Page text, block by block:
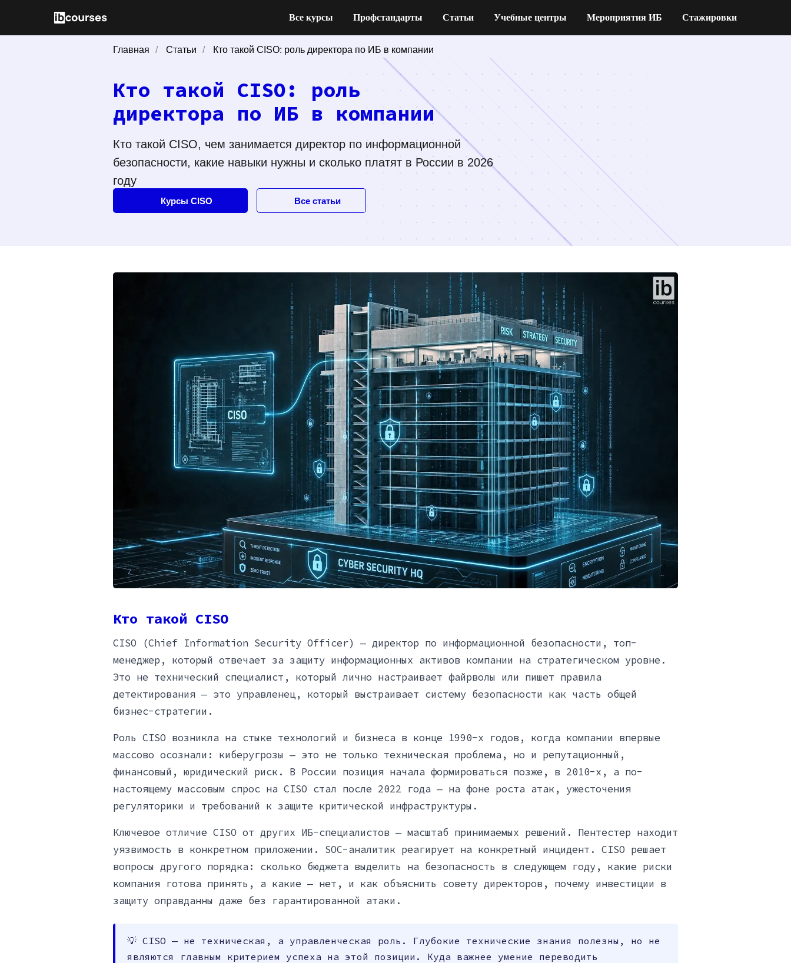
Все курсы Профстандарты Статьи Учебные центры Мероприятия ИБ Стажировки
Главная / Статьи / Кто такой CISO: роль директора по ИБ в компании
Кто такой CISO: роль
директора по ИБ в компании
Все статьи
Курсы CISO
Кто такой CISO, чем занимается директор по информационной
безопасности, какие навыки нужны и сколько платят в России в 2026
году
Кто такой CISO
CISO (Chief Information Security Officer) — директор по информационной безопасности, топ-
менеджер, который отвечает за защиту информационных активов компании на стратегическом уровне.
Это не технический специалист, который лично настраивает файрволы или пишет правила
детектирования — это управленец, который выстраивает систему безопасности как часть общей
бизнес-стратегии.
Роль CISO возникла на стыке технологий и бизнеса в конце 1990-х годов, когда компании впервые
массово осознали: киберугрозы — это не только техническая проблема, но и репутационный,
финансовый, юридический риск. В России позиция начала формироваться позже, в 2010-х, а по-
настоящему массовым спрос на CISO стал после 2022 года — на фоне роста атак, ужесточения
регуляторики и требований к защите критической инфраструктуры.
Ключевое отличие CISO от других ИБ-специалистов — масштаб принимаемых решений. Пентестер находит
уязвимость в конкретном приложении. SOC-аналитик реагирует на конкретный инцидент. CISO решает
вопросы другого порядка: сколько бюджета выделить на безопасность в следующем году, какие риски
компания готова принять, а какие — нет, и как объяснить совету директоров, почему инвестиции в
защиту оправданны даже без гарантированной атаки.
💡 CISO — не техническая, а управленческая роль. Глубокие технические знания полезны, но не
являются главным критерием успеха на этой позиции. Куда важнее умение переводить